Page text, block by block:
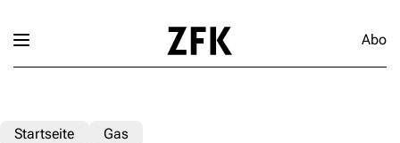
Abo
Startseite Gas